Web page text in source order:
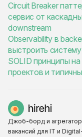
Circuit Breaker
сервис от
downstream
Observability в
выстроить
SOLID принципы
проектов и
Джоб-борд и агрегатор
вакансий для IT и